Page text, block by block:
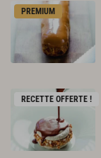
PREMIUM
RECETTE OFFERTE !